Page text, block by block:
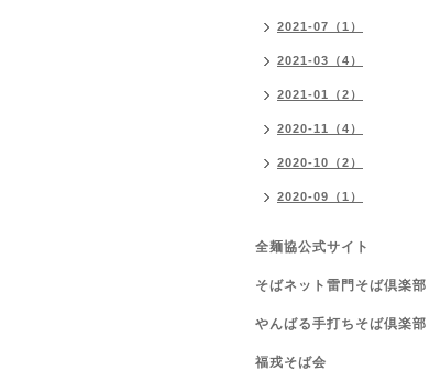
2021-07（1）
2021-03（4）
2021-01（2）
2020-11（4）
2020-10（2）
2020-09（1）
全麺協公式サイト
そばネット雷門そば倶楽部
やんばる手打ちそば倶楽部
福戎そば会